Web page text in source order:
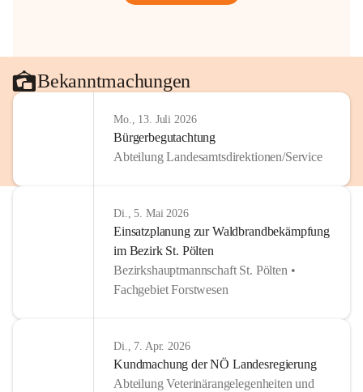
Bekanntmachungen
Mo., 13. Juli 2026
Bürgerbegutachtung
Abteilung Landesamtsdirektionen/Service
Di., 5. Mai 2026
Einsatzplanung zur Waldbrandbekämpfung
im Bezirk St. Pölten
Bezirkshauptmannschaft St. Pölten •
Fachgebiet Forstwesen
Di., 7. Apr. 2026
Kundmachung der NÖ Landesregierung
Abteilung Veterinärangelegenheiten und